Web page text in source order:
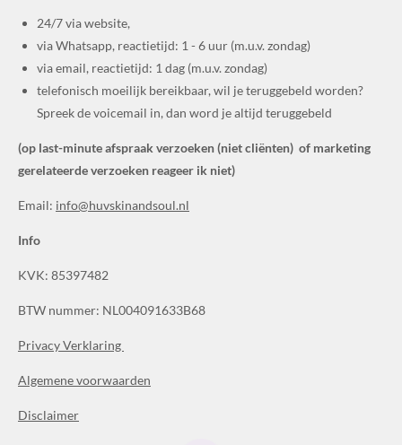
24/7 via website,
via Whatsapp, reactietijd: 1 - 6 uur (m.u.v. zondag)
via email, reactietijd: 1 dag (m.u.v. zondag)
telefonisch moeilijk bereikbaar, wil je teruggebeld worden?
Spreek de voicemail in, dan word je altijd teruggebeld
(op last-minute afspraak verzoeken (nietcliënten) of marketing
gerelateerde verzoeken reageer ik niet)
Email: info@huvskinandsoul.nl
Info
KVK: 85397482
BTW nummer: NL004091633B68
Privacy Verklaring
Algemene voorwaarden
Disclaimer